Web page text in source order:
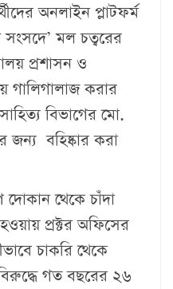
অনলাইন প্লাটফর্ম
সংসদে’ মল চত্বরের
প্রশাসন ও
গালিগালাজ করার
বিভাগের মো.
বহিষ্কার করা
দোকান থেকে চাঁদা
প্রক্টর অফিসের
চাকরি থেকে
গত বছরের ২৬